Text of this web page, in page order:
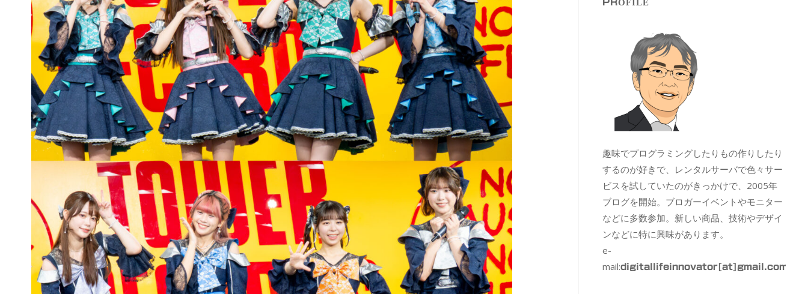
PROFILE
趣味でプログラミングしたりもの作りしたり
するのが好きで、レンタルサーバで色々サー
ビスを試していたのがきっかけで、2005年
ブログを開始。ブロガーイベントやモニター
などに多数参加。新しい商品、技術やデザイ
ンなどに特に興味があります。
e-
mail:digitallifeinnovator[at]gmail.com